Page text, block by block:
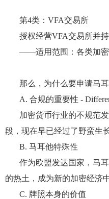
第4类：VFA交易所
授权经营VFA交易所并
——适用范围：各类加密
那么，为什么要申请马
A. 合规的重要性 -
加密货币行业的不规范
段，现在早已经过了野蛮生
B. 马耳他特殊性
作为欧盟发达国家，马
的热土，成为新的加密经济
C. 牌照本身的价值